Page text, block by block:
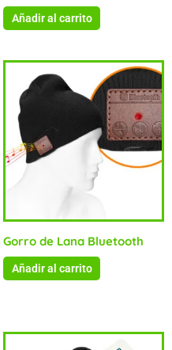
Añadir al carrito
Gorro de Lana Bluetooth
Añadir al carrito